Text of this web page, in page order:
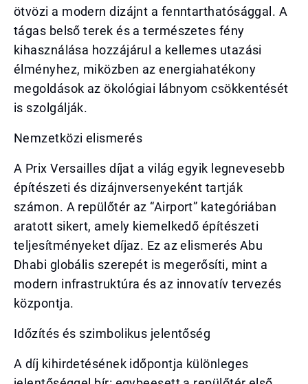
ötvözi a modern dizájnt a fenntarthatósággal. A
tágas belső terek és a természetes fény
kihasználása hozzájárul a kellemes utazási
élményhez, miközben az energiahatékony
megoldások az ökológiai lábnyom csökkentését
is szolgálják.
Nemzetközi elismerés
A Prix Versailles díjat a világ egyik legnevesebb
építészeti és dizájnversenyeként tartják
számon. A repülőtér az “Airport” kategóriában
aratott sikert, amely kiemelkedő építészeti
teljesítményeket díjaz. Ez az elismerés Abu
Dhabi globális szerepét is megerősíti, mint a
modern infrastruktúra és az innovatív tervezés
központja.
Időzítés és szimbolikus jelentőség
A díj kihirdetésének időpontja különleges